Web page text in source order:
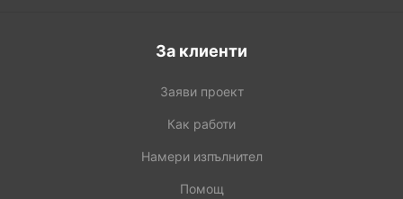
За клиенти
Заяви проект
Как работи
Намери изпълнител
Помощ